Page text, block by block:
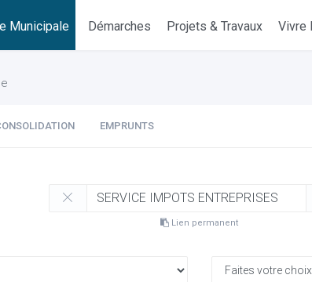
Municipale Démarches Projets & Travaux Vivre
EMPRUNTS
Lien permanent